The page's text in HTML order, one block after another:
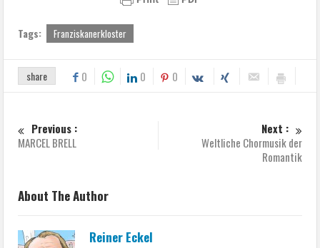
Tags: Franziskanerkloster
share 0 0 0
Previous :
MARCEL BRELL
Next :
Weltliche Chormusik der
Romantik
About The Author
Reiner Eckel